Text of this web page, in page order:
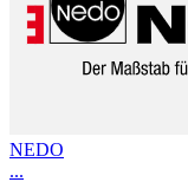
NEDO
...